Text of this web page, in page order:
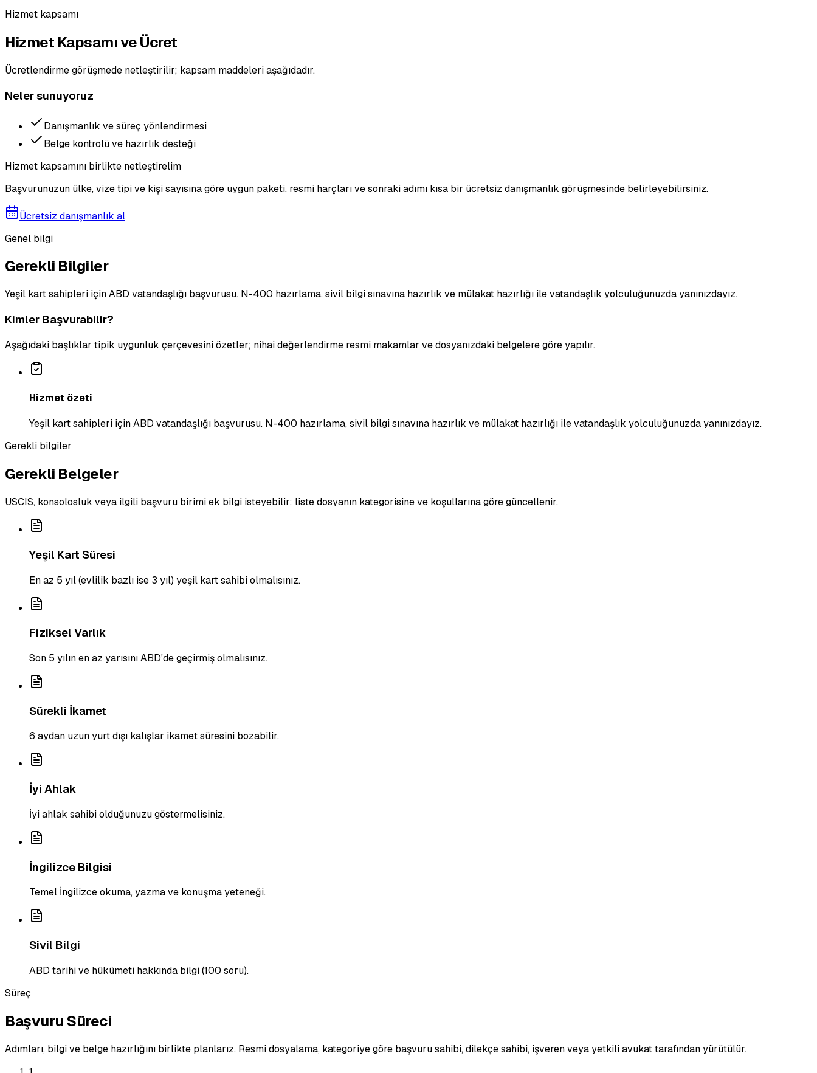
Hizmet kapsamı
Hizmet Kapsamı ve Ücret
Ücretlendirme görüşmede netleştirilir; kapsam maddeleri aşağıdadır.
Neler sunuyoruz
Danışmanlık ve süreç yönlendirmesi
Belge kontrolü ve hazırlık desteği
Hizmet kapsamını birlikte netleştirelim
Başvurunuzun ülke, vize tipi ve kişi sayısına göre uygun paketi, resmi harçları ve sonraki adımı kısa bir ücretsiz danışmanlık görüşmesinde belirleyebilirsiniz.
Ücretsiz danışmanlık al
Genel bilgi
Gerekli Bilgiler
Yeşil kart sahipleri için ABD vatandaşlığı başvurusu. N-400 hazırlama, sivil bilgi sınavına hazırlık ve mülakat hazırlığı ile vatandaşlık yolculuğunuzda yanınızdayız.
Kimler Başvurabilir?
Aşağıdaki başlıklar tipik uygunluk çerçevesini özetler; nihai değerlendirme resmi makamlar ve dosyanızdaki belgelere göre yapılır.
Hizmet özeti
Yeşil kart sahipleri için ABD vatandaşlığı başvurusu. N-400 hazırlama, sivil bilgi sınavına hazırlık ve mülakat hazırlığı ile vatandaşlık yolculuğunuzda yanınızdayız.
Gerekli bilgiler
Gerekli Belgeler
USCIS, konsolosluk veya ilgili başvuru birimi ek bilgi isteyebilir; liste dosyanın kategorisine ve koşullarına göre güncellenir.
Yeşil Kart Süresi
En az 5 yıl (evlilik bazlı ise 3 yıl) yeşil kart sahibi olmalısınız.
Fiziksel Varlık
Son 5 yılın en az yarısını ABD'de geçirmiş olmalısınız.
Sürekli İkamet
6 aydan uzun yurt dışı kalışlar ikamet süresini bozabilir.
İyi Ahlak
İyi ahlak sahibi olduğunuzu göstermelisiniz.
İngilizce Bilgisi
Temel İngilizce okuma, yazma ve konuşma yeteneği.
Sivil Bilgi
ABD tarihi ve hükümeti hakkında bilgi (100 soru).
Süreç
Başvuru Süreci
Adımları, bilgi ve belge hazırlığını birlikte planlarız. Resmi dosyalama, kategoriye göre başvuru sahibi, dilekçe sahibi, işveren veya yetkili avukat tarafından yürütülür.